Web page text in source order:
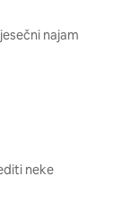
najam
neke